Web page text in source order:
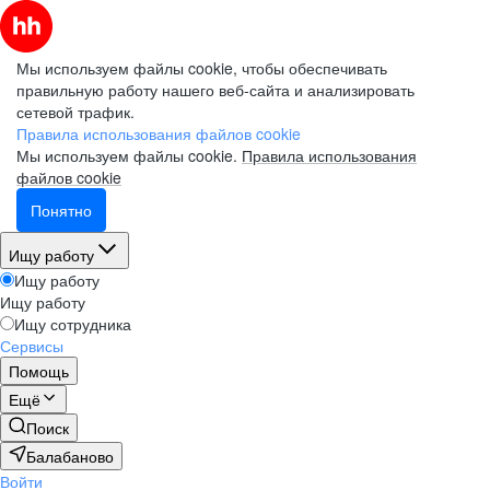
Мы используем файлы cookie, чтобы обеспечивать
правильную работу нашего веб-сайта и анализировать
сетевой трафик.
Правила использования файлов cookie
Мы используем файлы cookie. Правила использования
файлов cookie
Понятно
Ищу работу
Ищу работу
Ищу работу
Ищу сотрудника
Сервисы
Помощь
Ещё
Поиск
Балабаново
Войти